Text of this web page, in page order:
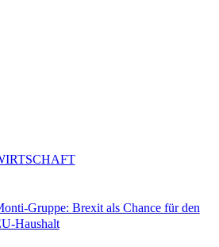
Gruppe: Brexit als Chance für den
Haushalt